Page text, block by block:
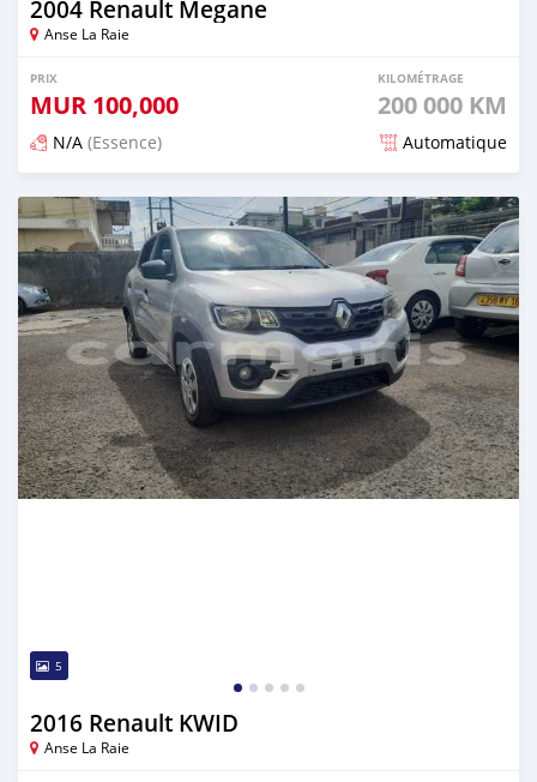
2004 Renault Megane
Anse La Raie
PRIX
MUR 100,000
KILOMÉTRAGE
200 000 KM
N/A (Essence) Automatique
Publié il y a 5 mois
5
2016 Renault KWID
Anse La Raie